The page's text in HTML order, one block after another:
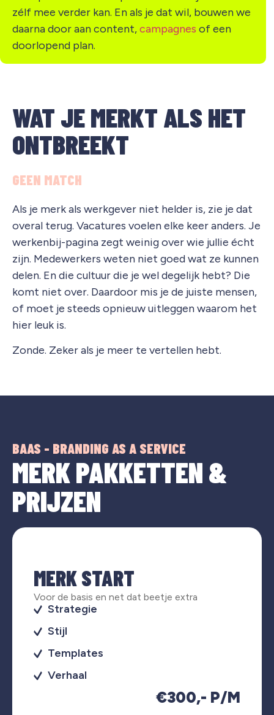
WAT JE MERKT ALS HET
ONTBREEKT
GEEN MATCH
Als je merk als werkgever niet helder is, zie je dat
overal terug. Vacatures voelen elke keer anders. Je
werkenbij-pagina zegt weinig over wie jullie écht
zijn. Medewerkers weten niet goed wat ze kunnen
delen. En die cultuur die je wel degelijk hebt? Die
komt niet over. Daardoor mis je de juiste mensen,
of moet je steeds opnieuw uitleggen waarom het
hier leuk is.
Zonde. Zeker als je meer te vertellen hebt.
zélf mee verder kan. En als je dat wil, bouwen we
daarna door aan content,campagnes of een
doorlopend plan.
BAAS - BRANDING AS A SERVICE
MERK PAKKETTEN &
PRIJZEN
MERK START
Voor de basis en net dat beetje extra
Strategie
Stijl
Templates
Verhaal
€300,- P/M